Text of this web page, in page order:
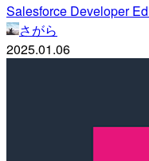
Salesforce Developer
さがら
2025.01.06